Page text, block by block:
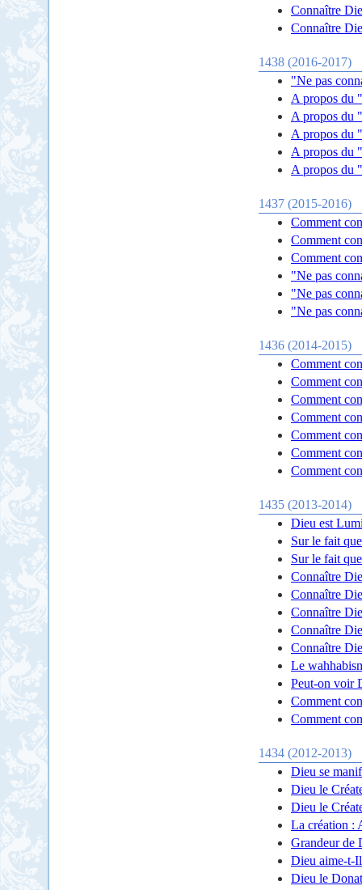
Connaître
Connaître
1438 (2016-2017)
"Ne pas
A propos du
A propos du
A propos du
A propos du
A propos du
1437 (2015-2016)
Comment
Comment
Comment
"Ne pas
"Ne pas
"Ne pas
1436 (2014-2015)
Comment
Comment
Comment
Comment
Comment
Comment
Comment
1435 (2013-2014)
Dieu est
Sur le fait
Sur le fait
Connaître
Connaître
Connaître
Connaître
Connaître
Le
Peut-on voir
Comment
Comment
1434 (2012-2013)
Dieu se
Dieu le
Dieu le
La création :
Grandeur de
Dieu aime-t-
Dieu le